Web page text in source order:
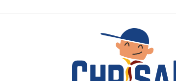
várias
variantes.
As
opções
podem